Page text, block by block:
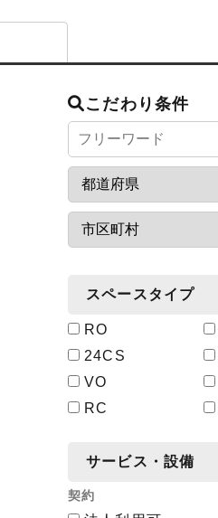
こだわり条件
スペースタイプ
RO
24CS
VO
RC
サービス・設備
契約